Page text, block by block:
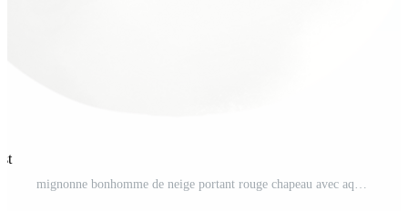
mignonne bonhomme de neige portant rouge chapeau avec aquarelle style clipart PNG Gratuit